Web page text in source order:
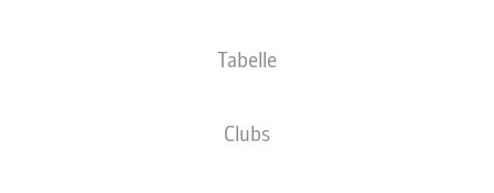
Tabelle
Clubs
BORUSSIA MÖNCHENGLADBACH